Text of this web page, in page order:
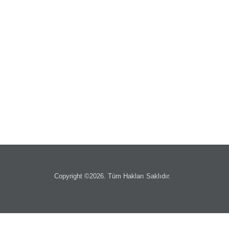
Copyright ©2026. Tüm Hakları Saklıdır.